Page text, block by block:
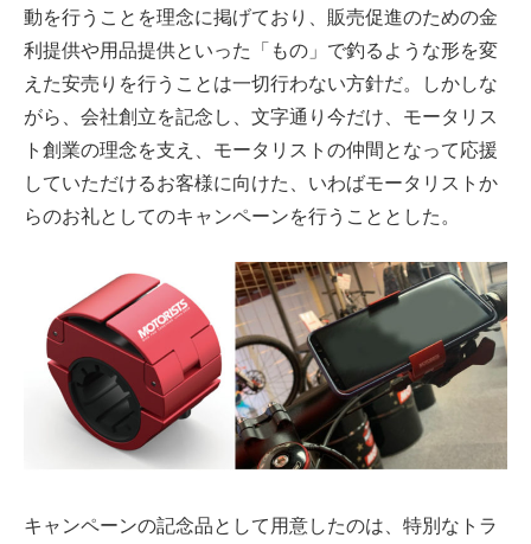
動を行うことを理念に掲げており、販売促進のための金
利提供や用品提供といった「もの」で釣るような形を変
えた安売りを行うことは一切行わない方針だ。しかしな
がら、会社創立を記念し、文字通り今だけ、モータリス
ト創業の理念を支え、モータリストの仲間となって応援
していただけるお客様に向けた、いわばモータリストか
らのお礼としてのキャンペーンを行うこととした。
キャンペーンの記念品として用意したのは、特別なトラ